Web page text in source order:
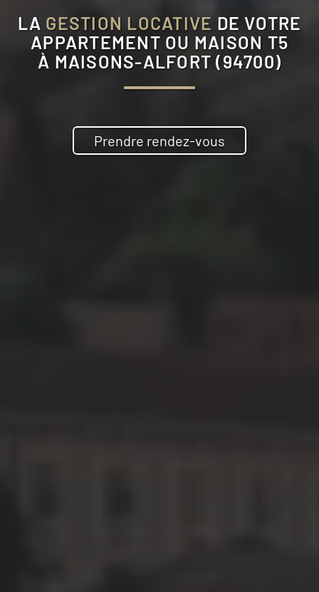
LA GESTION LOCATIVE DE VOTRE
APPARTEMENT OU MAISON T5
À MAISONS-ALFORT (94700)
Prendre rendez-vous